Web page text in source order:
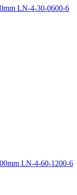
LN-4-30-0600-6
LN-4-60-1200-6